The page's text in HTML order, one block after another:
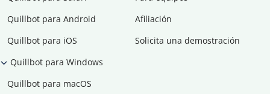
Quillbot para Android
Quillbot para iOS
Quillbot para Windows
Quillbot para macOS
Afiliación
Solicita una demostración